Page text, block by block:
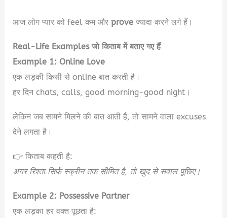
आज लोग प्यार को feel कम औरprove ज्यादा करने लगे हैं।
Real-Life Examples जो किताब में बताए गए हैं
Example 1: Online Love
एक लड़की किसी से online बात करती है।
हर दिन chats, calls, good morning-good night।
लेकिन जब सामने मिलने की बात आती है, तो सामने वाला excuses
देने लगता है।
👉 किताब कहती है:
अगर रिश्ता सिर्फ स्क्रीन तक सीमित है, तो खुद से सवाल पूछिए।
Example 2: Possessive Partner
एक लड़का हर वक्त पूछता है: